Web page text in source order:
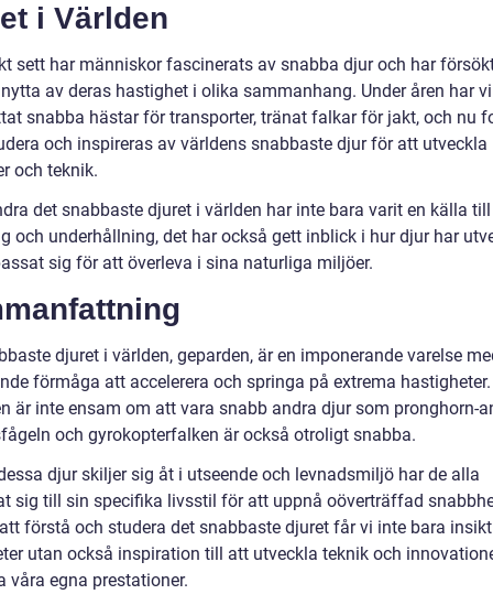
i Världen
sett har människor fascinerats av snabba djur och har
av deras hastighet i olika sammanhang. Under åren har vi
snabba hästar för transporter, tränat falkar för jakt, och nu
och inspireras av världens snabbaste djur för att utveckla
och teknik.
det snabbaste djuret i världen har inte bara varit en källa till
och underhållning, det har också gett inblick i hur djur har
sig för att överleva i sina naturliga miljöer.
djuret i världen, geparden, är en imponerande varelse
förmåga att accelerera och springa på extrema
är inte ensam om att vara snabb andra djur som pronghorn-
och gyrokopterfalken är också otroligt snabba.
djur skiljer sig åt i utseende och levnadsmiljö har de alla
sig till sin specifika livsstil för att uppnå oöverträffad
förstå och studera det snabbaste djuret får vi inte bara
utan också inspiration till att utveckla teknik och
våra egna prestationer.